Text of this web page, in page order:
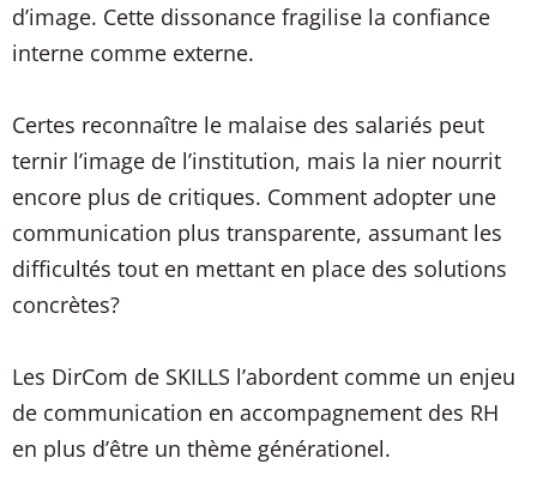
d’image. Cette dissonance fragilise la confiance
interne comme externe.
Certes reconnaître le malaise des salariés peut
ternir l’image de l’institution, mais la nier nourrit
encore plus de critiques. Comment adopter une
communication plus transparente, assumant les
difficultés tout en mettant en place des solutions
concrètes?
Les DirCom de SKILLS l’abordent comme un enjeu
de communication en accompagnement des RH
en plus d’être un thème générationel.